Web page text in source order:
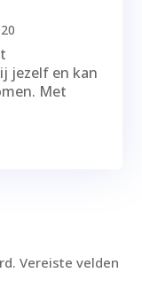
jezelf en kan
Met
Vereiste velden